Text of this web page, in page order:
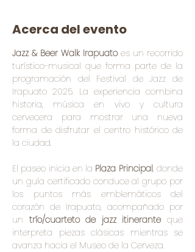
Acerca del evento
Jazz & Beer Walk Irapuato es un recorrido
turístico-musical que forma parte de la
programación del Festival de Jazz de
Irapuato 2025. La experiencia combina
historia, música en vivo y cultura
cervecera para mostrar una nueva
forma de disfrutar el centro histórico de
la ciudad.
El paseo inicia en la Plaza Principal, donde
un guía certificado conduce al grupo por
los puntos más emblemáticos del
corazón de Irapuato, acompañado por
un trío/cuarteto de jazz itinerante que
interpreta piezas clásicas mientras se
avanza hacia el Museo de la Cerveza.